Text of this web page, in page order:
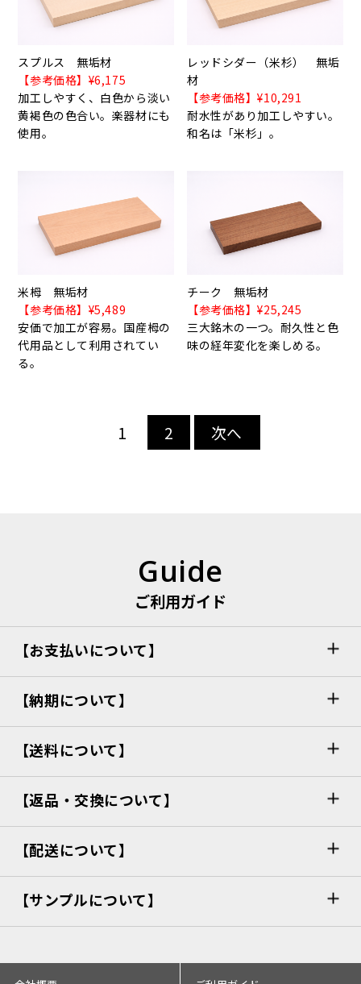
スプルス 無垢材
【参考価格】¥6,175
加工しやすく、白色から淡い
黄褐色の色合い。楽器材にも
使用。
レッドシダー（米杉） 無垢
材
【参考価格】¥10,291
耐水性があり加工しやすい。
和名は「米杉」。
米栂 無垢材
【参考価格】¥5,489
安価で加工が容易。国産栂の
代用品として利用されてい
る。
チーク 無垢材
【参考価格】¥25,245
三大銘木の一つ。耐久性と色
味の経年変化を楽しめる。
1 2 次へ
Guide
ご利用ガイド
【お支払いについて】
【納期について】
【送料について】
【返品・交換について】
【配送について】
【サンプルについて】